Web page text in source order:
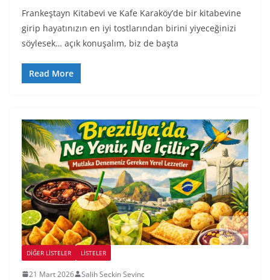
Frankeştayn Kitabevi ve Kafe Karaköy’de bir kitabevine
girip hayatınızın en iyi tostlarından birini yiyeceğinizi
söylesek… açık konuşalım, biz de başta
Read More
DIĞER LISTELER LİSTELER
21 Mart 2026 Salih Seckin Sevinc